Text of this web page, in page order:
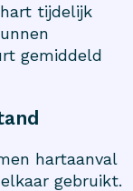
tijdelijk
gemiddeld
hartaanval
gebruikt.